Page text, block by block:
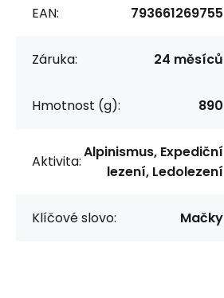
EAN: 793661269755
Záruka: 24 měsíců
Hmotnost (g): 890
Aktivita:
Alpinismus, Expediční
lezení, Ledolezení
Klíčové slovo: Mačky